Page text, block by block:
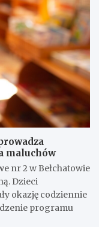
maluchów
nr 2 w Bełchatowie
Dzieci
okazję codziennie
programu